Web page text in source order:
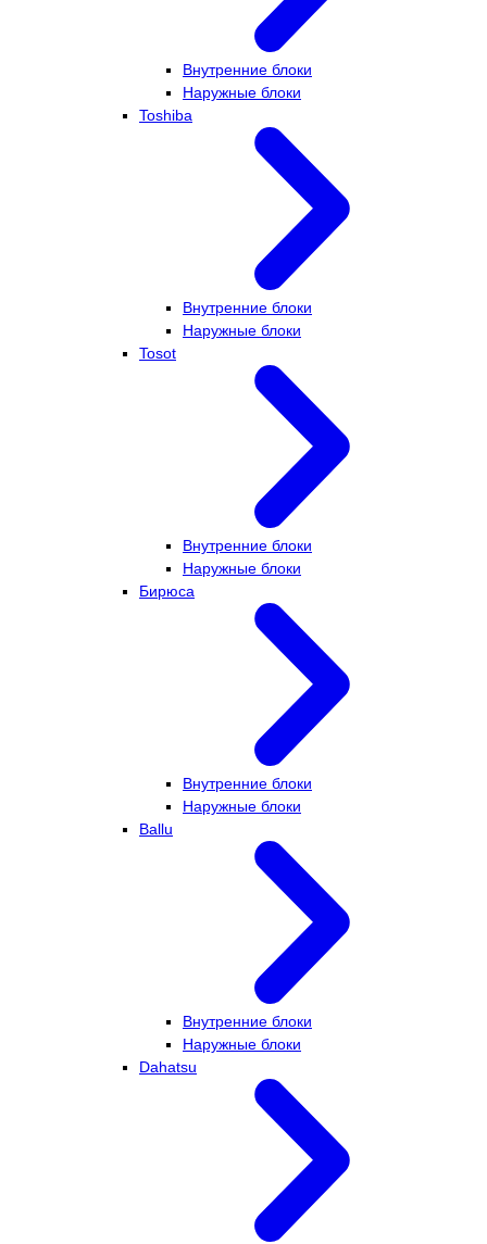
Внутренние блоки
Наружные блоки
Toshiba
Внутренние блоки
Наружные блоки
Tosot
Внутренние блоки
Наружные блоки
Бирюса
Внутренние блоки
Наружные блоки
Ballu
Внутренние блоки
Наружные блоки
Dahatsu